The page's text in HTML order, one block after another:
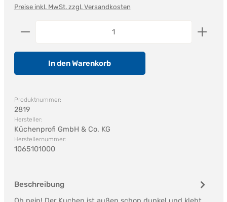
Preise inkl. MwSt. zzgl. Versandkosten
Produkt Anzahl: Gib den gewünschten Wert ein
In den Warenkorb
Produktnummer:
2819
Hersteller:
Küchenprofi GmbH & Co. KG
Herstellernummer:
1065101000
Beschreibung